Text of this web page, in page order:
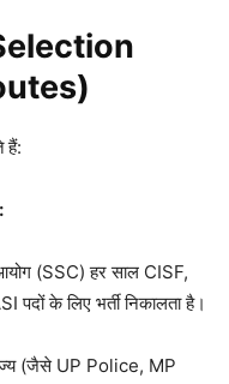
हैं:
(SSC) हर साल CISF,
के लिए भर्ती निकालता है।
(जैसे UP Police, MP